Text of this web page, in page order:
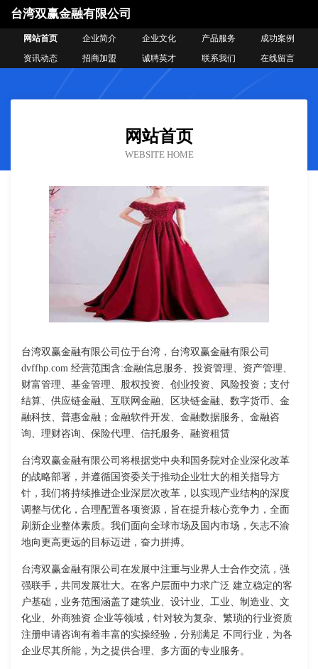
台湾双赢金融有限公司
网站首页 企业简介 企业文化 产品服务
成功案例
资讯动态
招商加盟 诚聘英才 联系我们 在线留言
网站首页
WEBSITE HOME
台湾双赢金融有限公司位于台湾，台湾双赢金融有限公司
dvffhp.com 经营范围含:金融信息服务、投资管理、资产管理、
财富管理、基金管理、股权投资、创业投资、风险投资；支付
结算、供应链金融、互联网金融、区块链金融、数字货币、金
融科技、普惠金融；金融软件开发、金融数据服务、金融咨
询、理财咨询、保险代理、信托服务、融资租赁
台湾双赢金融有限公司将根据党中央和国务院对企业深化改革
的战略部署，并遵循国资委关于推动企业壮大的相关指导方
针，我们将持续推进企业深层次改革，以实现产业结构的深度
调整与优化，合理配置各项资源，旨在提升核心竞争力，全面
刷新企业整体素质。我们面向全球市场及国内市场，矢志不渝
地向更高更远的目标迈进，奋力拼搏。
台湾双赢金融有限公司在发展中注重与业界人士合作交流，强
强联手，共同发展壮大。在客户层面中力求广泛 建立稳定的客
户基础，业务范围涵盖了建筑业、设计业、工业、制造业、文
化业、外商独资 企业等领域，针对较为复杂、繁琐的行业资质
注册申请咨询有着丰富的实操经验，分别满足 不同行业，为各
企业尽其所能，为之提供合理、多方面的专业服务。